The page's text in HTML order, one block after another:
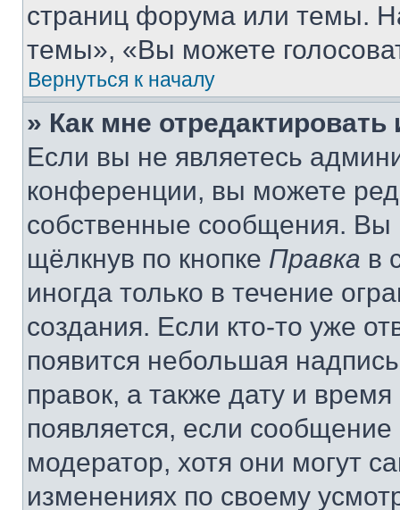
страниц форума или темы.
темы», «Вы можете
Вернуться к началу
» Как мне
Если вы не являетесь
конференции, вы можете
собственные сообщения. Вы
щёлкнув по кнопке Правка в
иногда только в течение
создания. Если кто-то уже
появится небольшая
правок, а также дату и
появляется, если
модератор, хотя они могут
изменениях по своему